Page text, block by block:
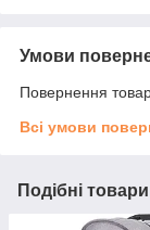
Умови
Повернення
Всі умови
Подібні